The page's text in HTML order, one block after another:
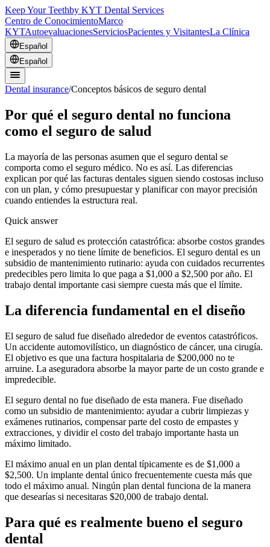
Keep Your Teethby KYT Dental Services
Centro de ConocimientoMarco
KYTAutoevaluacionesServiciosPacientes y VisitantesLa Clínica
Español
Español
Dental insurance/Conceptos básicos de seguro dental
Por qué el seguro dental no funciona
como el seguro de salud
La mayoría de las personas asumen que el seguro dental se
comporta como el seguro médico. No es así. Las diferencias
explican por qué las facturas dentales siguen siendo costosas incluso
con un plan, y cómo presupuestar y planificar con mayor precisión
cuando entiendes la estructura real.
Quick answer
El seguro de salud es protección catastrófica: absorbe costos grandes
e inesperados y no tiene límite de beneficios. El seguro dental es un
subsidio de mantenimiento rutinario: ayuda con cuidados recurrentes
predecibles pero limita lo que paga a $1,000 a $2,500 por año. El
trabajo dental importante casi siempre cuesta más que el límite.
La diferencia fundamental en el diseño
El seguro de salud fue diseñado alrededor de eventos catastróficos.
Un accidente automovilístico, un diagnóstico de cáncer, una cirugía.
El objetivo es que una factura hospitalaria de $200,000 no te
arruine. La aseguradora absorbe la mayor parte de un costo grande e
impredecible.
El seguro dental no fue diseñado de esta manera. Fue diseñado
como un subsidio de mantenimiento: ayudar a cubrir limpiezas y
exámenes rutinarios, compensar parte del costo de empastes y
extracciones, y dividir el costo del trabajo importante hasta un
máximo limitado.
El máximo anual en un plan dental típicamente es de $1,000 a
$2,500. Un implante dental único frecuentemente cuesta más que
todo el máximo anual. Ningún plan dental funciona de la manera
que desearías si necesitaras $20,000 de trabajo dental.
Para qué es realmente bueno el seguro
dental